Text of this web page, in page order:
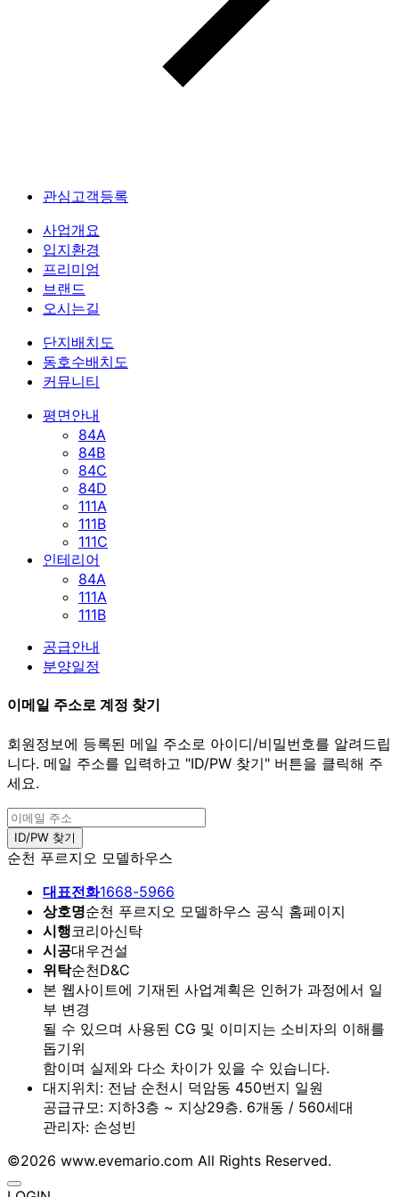
관심고객등록
사업개요
입지환경
프리미엄
브랜드
오시는길
단지배치도
동호수배치도
커뮤니티
평면안내
84A
84B
84C
84D
111A
111B
111C
인테리어
84A
111A
111B
공급안내
분양일정
이메일 주소로 계정 찾기
회원정보에 등록된 메일 주소로 아이디/비밀번호를 알려드립
니다. 메일 주소를 입력하고 "ID/PW 찾기" 버튼을 클릭해 주
세요.
순천 푸르지오 모델하우스
대표전화1668-5966
상호명순천 푸르지오 모델하우스 공식 홈페이지
시행코리아신탁
시공대우건설
위탁순천D&C
본 웹사이트에 기재된 사업계획은 인허가 과정에서 일
부 변경
될 수 있으며 사용된 CG 및 이미지는 소비자의 이해를
돕기위
함이며 실제와 다소 차이가 있을 수 있습니다.
대지위치: 전남 순천시 덕암동 450번지 일원
공급규모: 지하3층 ~ 지상29층. 6개동 / 560세대
관리자: 손성빈
©2026 www.evemario.com All Rights Reserved.